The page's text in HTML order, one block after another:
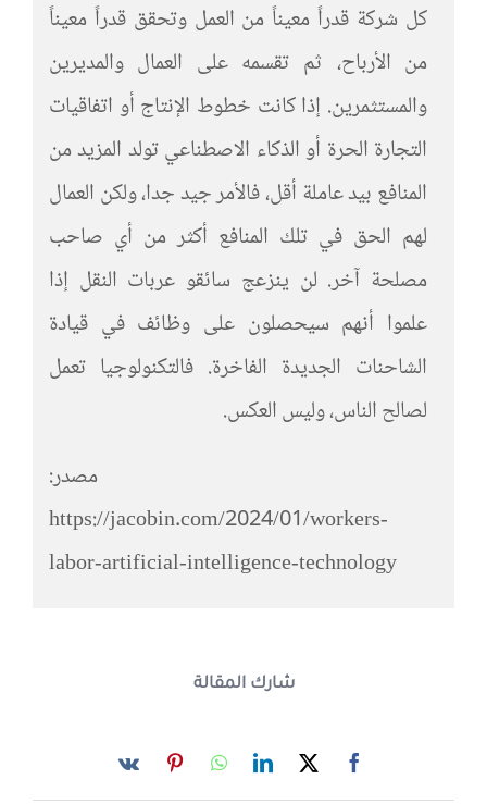
كل شركة قدراً معيناً من العمل وتحقق قدراً معيناً
من الأرباح، ثم تقسمه على العمال والمديرين
والمستثمرين. إذا كانت خطوط الإنتاج أو اتفاقيات
التجارة الحرة أو الذكاء الاصطناعي تولد المزيد من
المنافع بيد عاملة أقل، فالأمر جيد جدا، ولكن العمال
لهم الحق في تلك المنافع أكثر من أي صاحب
مصلحة آخر. لن ينزعج سائقو عربات النقل إذا
علموا أنهم سيحصلون على وظائف في قيادة
الشاحنات الجديدة الفاخرة. فالتكنولوجيا تعمل
لصالح الناس، وليس العكس.
مصدر:
https://jacobin.com/2024/01/workers-
labor-artificial-intelligence-technology
شارك المقالة